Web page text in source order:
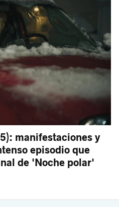
manifestaciones y
episodio que
de 'Noche polar'